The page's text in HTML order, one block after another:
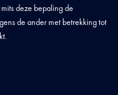
deze bepaling de
de ander met betrekking tot